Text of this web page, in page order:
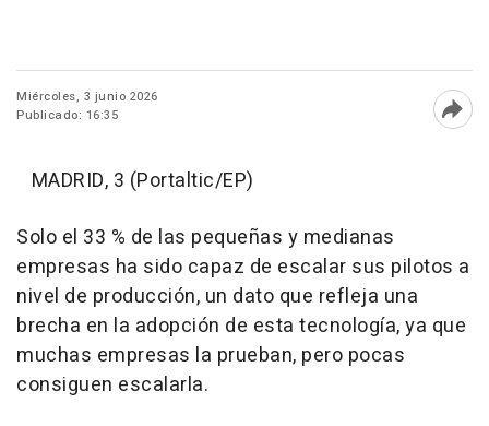
Miércoles, 3 junio 2026
Publicado: 16:35
MADRID, 3 (Portaltic/EP)
Solo el 33 % de las pequeñas y medianas
empresas ha sido capaz de escalar sus pilotos a
nivel de producción, un dato que refleja una
brecha en la adopción de esta tecnología, ya que
muchas empresas la prueban, pero pocas
consiguen escalarla.